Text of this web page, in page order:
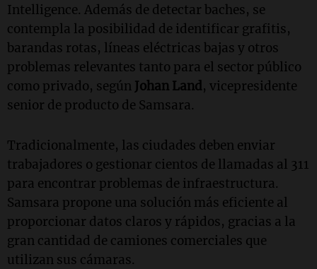
Intelligence. Además de detectar baches, se
contempla la posibilidad de identificar grafitis,
barandas rotas, líneas eléctricas bajas y otros
problemas relevantes tanto para el sector público
como privado, según Johan Land , vicepresidente
senior de producto de Samsara.
Tradicionalmente, las ciudades deben enviar
trabajadores o gestionar cientos de llamadas al 311
para encontrar problemas de infraestructura.
Samsara propone una solución más eficiente al
proporcionar datos claros y rápidos, gracias a la
gran cantidad de camiones comerciales que
utilizan sus cámaras.